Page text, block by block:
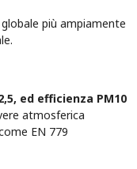
più ampiamente
ed efficienza PM10
atmosferica
EN 779